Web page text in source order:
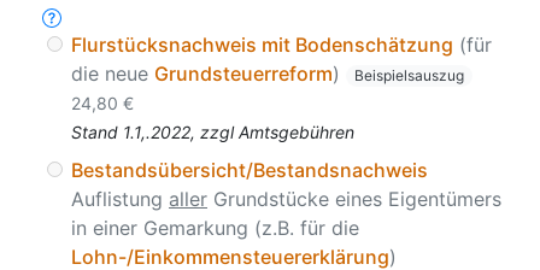
Flurstücksnachweis mit Bodenschätzung (für
die neue Grundsteuerreform) Beispielsauszug
24,80 €
Stand 1.1,.2022, zzgl Amtsgebühren
Bestandsübersicht/Bestandsnachweis
Auflistung aller Grundstücke eines Eigentümers
in einer Gemarkung (z.B. für die
Lohn-/Einkommensteuererklärung)